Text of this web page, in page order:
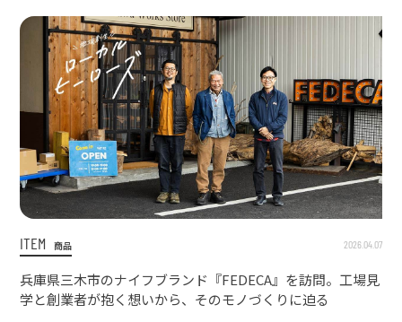
ITEM 商品 2026.04.07
兵庫県三木市のナイフブランド『FEDECA』を訪問。工場見
学と創業者が抱く想いから、そのモノづくりに迫る